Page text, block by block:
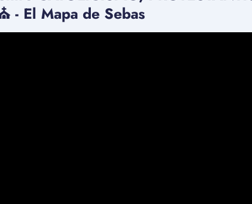
- El Mapa de Sebas